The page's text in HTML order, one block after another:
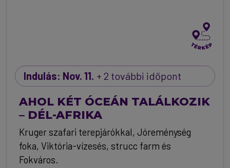
Indulás: Nov. 11. + 2 további időpont
AHOL KÉT ÓCEÁN TALÁLKOZIK
– DÉL-AFRIKA
Kruger szafari terepjárókkal, Jóreménység
foka, Viktória-vízesés, strucc farm és
Fokváros.